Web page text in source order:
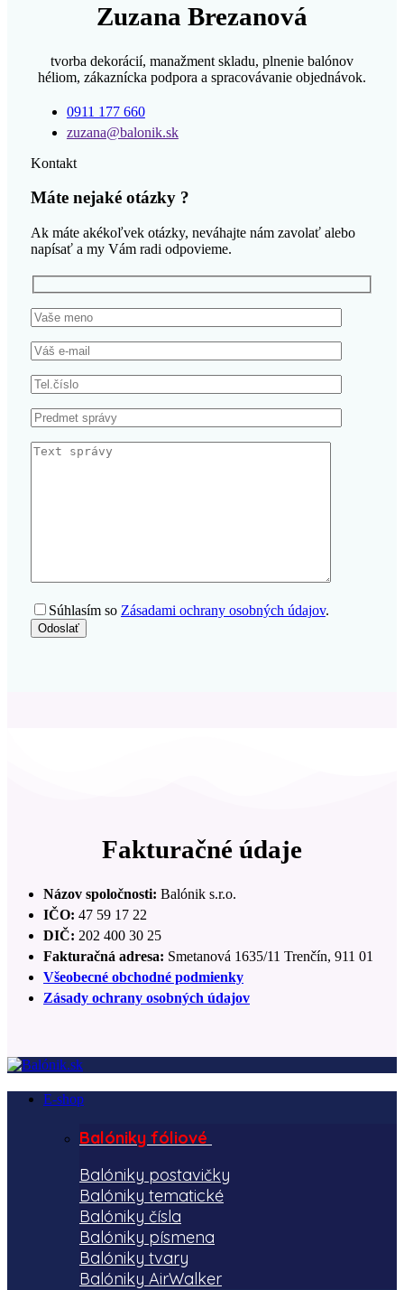
Zuzana Brezanová
tvorba dekorácií, manažment skladu, plnenie balónov
héliom, zákaznícka podpora a spracovávanie objednávok.
0911 177 660
zuzana@balonik.sk
Kontakt
Máte nejaké otázky ?
Ak máte akékoľvek otázky, neváhajte nám zavolať alebo
napísať a my Vám radi odpovieme.
Súhlasím so Zásadami ochrany osobných údajov.
Fakturačné údaje
Názov spoločnosti: Balónik s.r.o.
IČO: 47 59 17 22
DIČ: 202 400 30 25
Fakturačná adresa: Smetanová 1635/11 Trenčín, 911 01
Všeobecné obchodné podmienky
Zásady ochrany osobných údajov
E-shop
Balóniky fóliové
Balóniky postavičky
Balóniky tematické
Balóniky čísla
Balóniky písmena
Balóniky tvary
Balóniky AirWalker